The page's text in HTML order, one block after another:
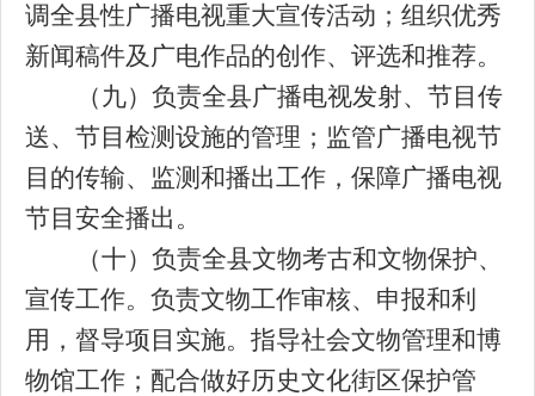
调全县性广播电视重大宣传活动；组织优秀
新闻稿件及广电作品的创作、评选和推荐。
（九）负责全县广播电视发射、节目传
送、节目检测设施的管理；监管广播电视节
目的传输、监测和播出工作，保障广播电视
节目安全播出。
（十）负责全县文物考古和文物保护、
宣传工作。负责文物工作审核、申报和利
用 ，督导项目实施。指导社会文物管理和博
物馆工作； 配合做好历史文化街区保护管